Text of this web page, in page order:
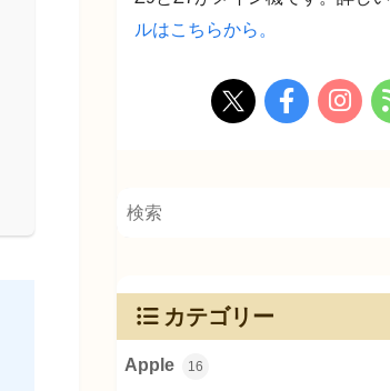
ルはこちらから。
カテゴリー
Apple 16